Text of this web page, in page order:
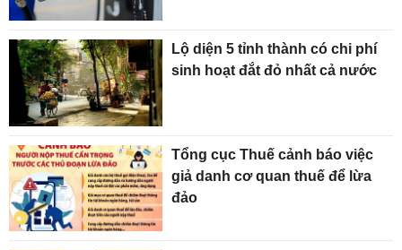
Lộ diện 5 tỉnh thành có chi phí
sinh hoạt đắt đỏ nhất cả nước
Tổng cục Thuế cảnh báo việc
giả danh cơ quan thuế để lừa
đảo